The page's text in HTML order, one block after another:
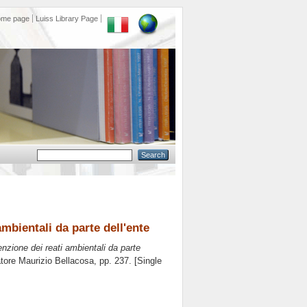
page Luiss Library Page
da parte dell'ente
dei reati ambientali da parte
Maurizio Bellacosa, pp. 237. [Single